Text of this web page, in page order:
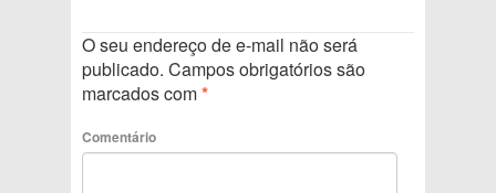
O seu endereço de e-mail não será
publicado. Campos obrigatórios são
marcados com*
Comentário